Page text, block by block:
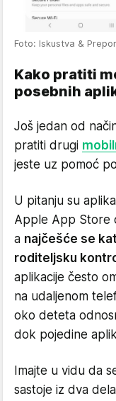
Foto: Iskustva &
Kako pratiti
posebnih
Još jedan od
pratiti drugi
jeste uz pomoć
U pitanju su
Apple App Store
a najčešće se
roditeljsku
aplikacije često
na udaljenom
oko deteta
dok pojedine
Imajte u vidu da
sastoje iz dva